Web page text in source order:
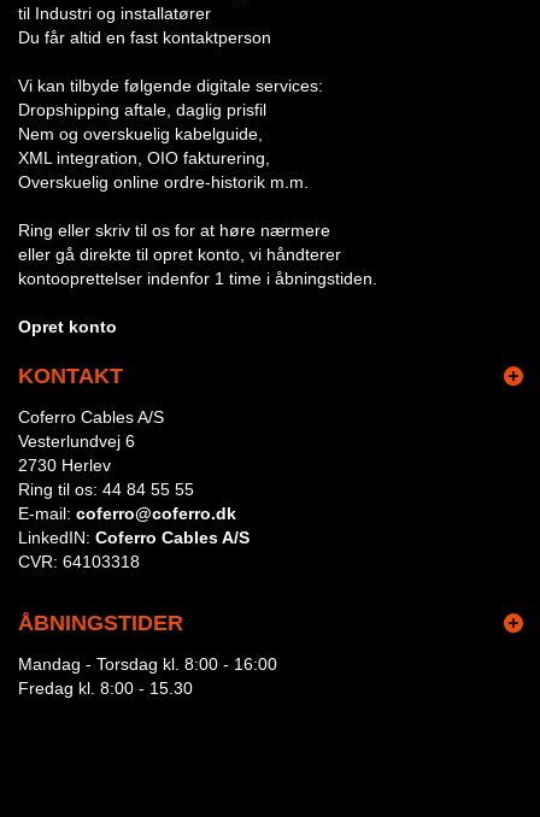
til Industri og installatører
Du får altid en fast kontaktperson
Vi kan tilbyde følgende digitale services:
Dropshipping aftale, daglig prisfil
Nem og overskuelig kabelguide,
XML integration, OIO fakturering,
Overskuelig online ordre-historik m.m.
Ring eller skriv til os for at høre nærmere
eller gå direkte til opret konto, vi håndterer
kontooprettelser indenfor 1 time i åbningstiden.
Opret konto
KONTAKT
Coferro Cables A/S
Vesterlundvej 6
2730 Herlev
Ring til os: 44 84 55 55
E-mail: coferro@coferro.dk
LinkedIN: Coferro Cables A/S
CVR: 64103318
ÅBNINGSTIDER
Mandag - Torsdag kl. 8:00 - 16:00
Fredag kl. 8:00 - 15.30